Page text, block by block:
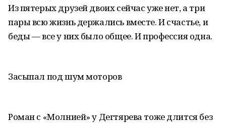
Из пятерых друзей двоих сейчас уже нет, а три
пары всю жизнь держались вместе. И счастье, и
беды — все у них было общее. И профессия одна.
Засыпал под шум моторов
Роман с «Молнией» у Дегтярева тоже длится без